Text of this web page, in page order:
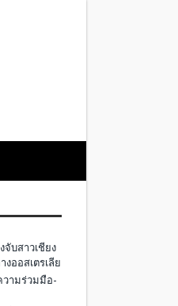
จับสาวเชียง
ออสเตรเลีย
วามร่วมมือ-